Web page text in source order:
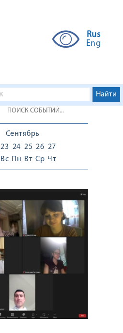
Rus
Eng
Сентябрь
23
Вс
24
Пн
25
Вт
26
Ср
27
Чт